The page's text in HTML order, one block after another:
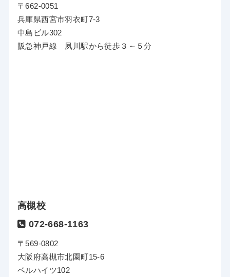
〒662-0051
兵庫県西宮市羽衣町7-3
中島ビル302
阪急神戸線 夙川駅から徒歩３～５分
高槻校
072-668-1163
〒569-0802
大阪府高槻市北園町15-6
ベルハイツ102